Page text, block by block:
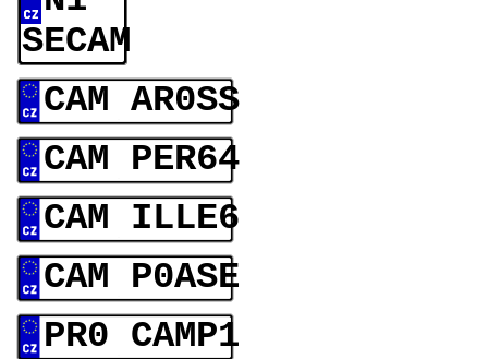
SECAM
CAM AR0SS
CAM PER64
CAM ILLE6
CAM P0ASE
PR0 CAMP1